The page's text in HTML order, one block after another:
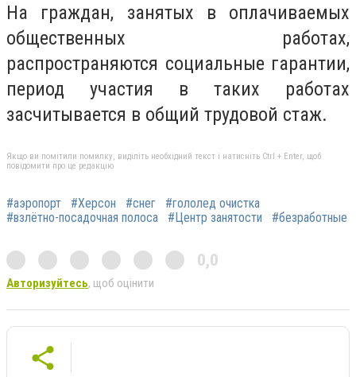
На граждан, занятых в оплачиваемых
общественных работах,
распространяются социальные гарантии,
период участия в таких работах
засчитывается в общий трудовой стаж.
Якщо ви помітили помилку, виділіть необхідний текст і натисніть Ctrl + Enter, щоб
повідомити про це редакцію
#аэропорт #Херсон #снег
#гололед очистка
#взлётно-посадочная полоса
#Центр занятости #безработные
0,0
Авторизуйтесь, щоб оцінити